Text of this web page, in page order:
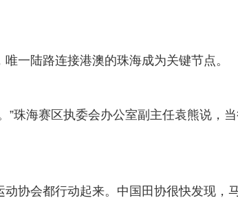
一陆路连接港澳的珠海成为关键节点。
”珠海赛区执委会办公室副主任袁熊说，
协会都行动起来。中国田协很快发现，